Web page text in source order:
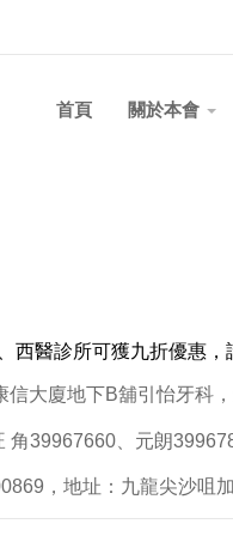
首頁 關於本會
醫診所可獲九折優惠，
大廈地下B舖引怡牙科
39967660、元朗
，地址：九龍尖沙咀